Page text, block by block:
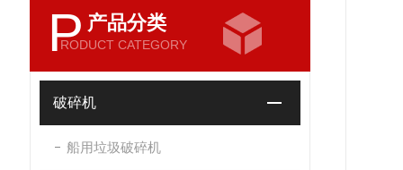
P 产品分类
RODUCT CATEGORY
破碎机
船用垃圾破碎机